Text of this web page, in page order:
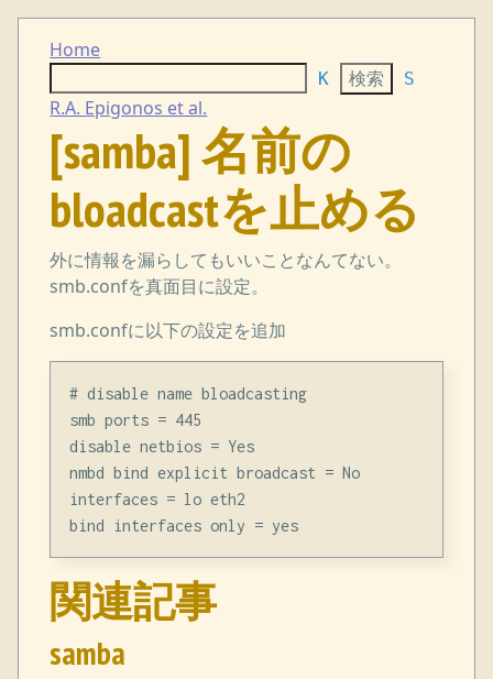
Home
K S
R.A. Epigonos et al.
[samba] 名前の
bloadcastを止める
外に情報を漏らしてもいいことなんてない。
smb.confを真面目に設定。
smb.confに以下の設定を追加
# disable name bloadcasting
smb ports = 445
disable netbios = Yes
nmbd bind explicit broadcast = No
interfaces = lo eth2
bind interfaces only = yes
関連記事
samba